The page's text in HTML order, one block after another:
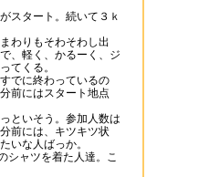
スタート。続いて３ｋ
わりもそわそわし出
、軽く、かるーく、ジ
てくる。
でに終わっているの
前にはスタート地点
といそう。参加人数は
前には、キツキツ状
いな人ばっか。
シャツを着た人達。こ